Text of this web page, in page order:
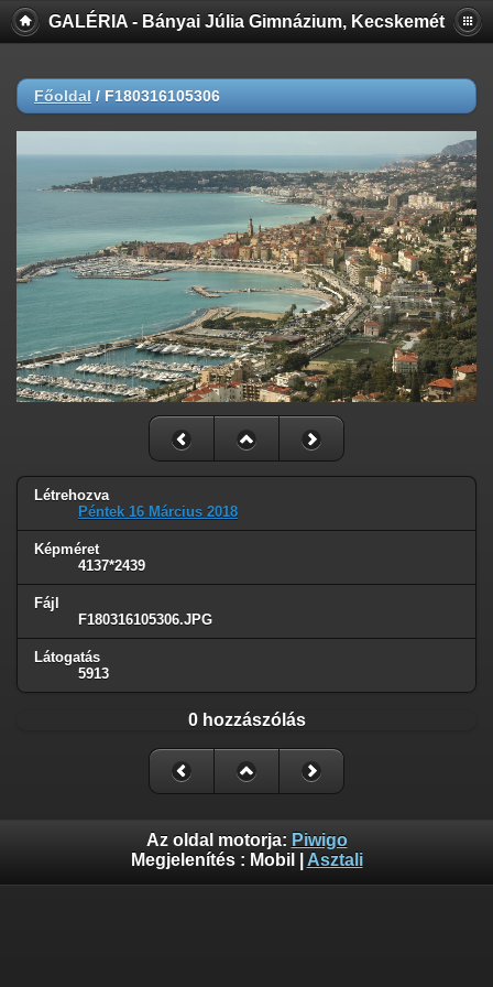
GALÉRIA - Bányai Júlia Gimnázium, Kecskemét
Főoldal / F180316105306
Létrehozva
Péntek 16 Március 2018
Képméret
4137*2439
Fájl
F180316105306.JPG
Látogatás
5913
0 hozzászólás
Az oldal motorja: Piwigo
Megjelenítés : Mobil Asztali